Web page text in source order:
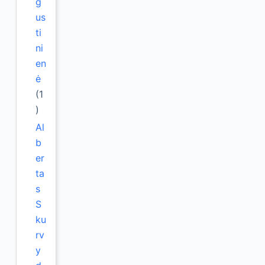
us
ti
ni
en
ė
(1
)
Al
b
er
ta
s
S
ku
rv
y